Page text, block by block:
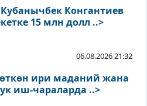
Конгантиев
15 млн долл ..>
06.08.2026 21:32
ири маданий жана
иш-чараларда ..>